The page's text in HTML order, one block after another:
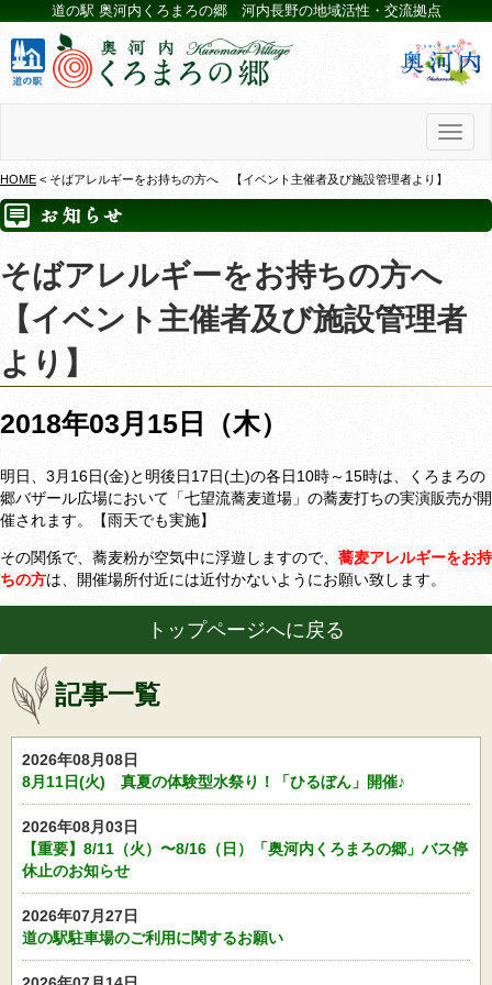
道の駅 奥河内くろまろの郷 河内長野の地域活性・交流拠点
HOME < そばアレルギーをお持ちの方へ 【イベント主催者及び施設管理者より】
そばアレルギーをお持ちの方へ
【イベント主催者及び施設管理者
より】
2018年03月15日（木）
明日、3月16日(金)と明後日17日(土)の各日10時～15時は、くろまろの
郷バザール広場において「七望流蕎麦道場」の蕎麦打ちの実演販売が開
催されます。【雨天でも実施】
その関係で、蕎麦粉が空気中に浮遊しますので、 蕎麦アレルギーをお持
ちの方は、開催場所付近には近付かないようにお願い致します。
トップページへに戻る
記事一覧
2026年08月08日
8月11日(火) 真夏の体験型水祭り！「ひるぼん」開催♪
2026年08月03日
【重要】8/11（火）〜8/16（日）「奥河内くろまろの郷」バス停
休止のお知らせ
2026年07月27日
道の駅駐車場のご利用に関するお願い